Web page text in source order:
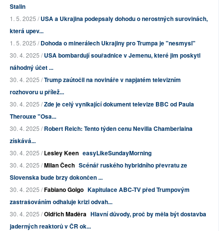
Stalin
1. 5. 2025 /USA a Ukrajina podepsaly dohodu o nerostných surovinách,
která upev...
1. 5. 2025 /Dohoda o minerálech Ukrajiny pro Trumpa je "nesmysl"
30. 4. 2025 /USA bombardují souřadnice v Jemenu, které jim poskytl
náhodný účet ...
30. 4. 2025 /Trump zaútočil na novináře v napjatém televizním
rozhovoru u přílež...
30. 4. 2025 /Zde je celý vynikající dokument televize BBC od Paula
Therouxe "Osa...
30. 4. 2025 /Robert Reich: Tento týden cenu Nevilla Chamberlaina
získává...
30. 4. 2025 /Lesley Keen easyLikeSundayMorning
30. 4. 2025 /Milan Čech Scénář ruského hybridního převratu ze
Slovenska bude brzy dokončen ...
30. 4. 2025 /Fabiano Golgo Kapitulace ABC-TV před Trumpovým
zastrašováním odhaluje krizi odvah...
30. 4. 2025 /Oldřich Maděra Hlavní důvody, proč by měla být dostavba
jaderných reaktorů v ČR ok...